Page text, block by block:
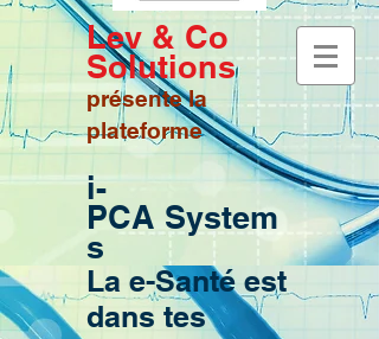
Lev & Co
Solutions
présente la
plateforme
i-
PCA System
s
La e-Santéest
dans tes